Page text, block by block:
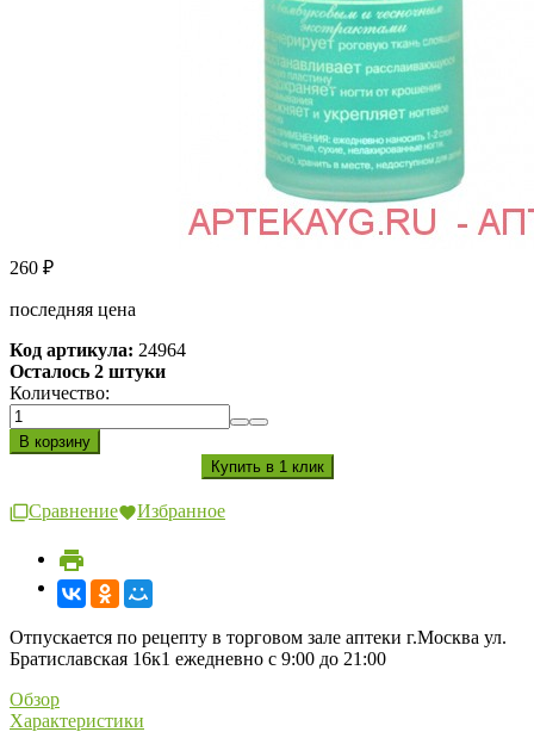
260 ₽
последняя цена
Код артикула: 24964
Осталось 2 штуки
Количество:
Сравнение Избранное
Отпускается по рецепту в торговом зале аптеки г.Москва ул.
Братиславская 16к1 ежедневно с 9:00 до 21:00
Обзор
Характеристики